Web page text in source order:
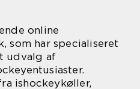
online
som har specialiseret
udvalg af
ishockeykøller,